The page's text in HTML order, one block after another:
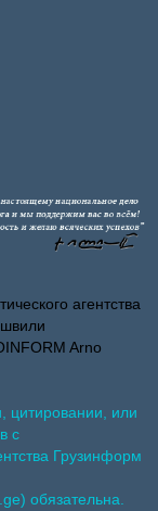
агентства
Arno
цитировании, или
с
Грузинформ
обязательна.